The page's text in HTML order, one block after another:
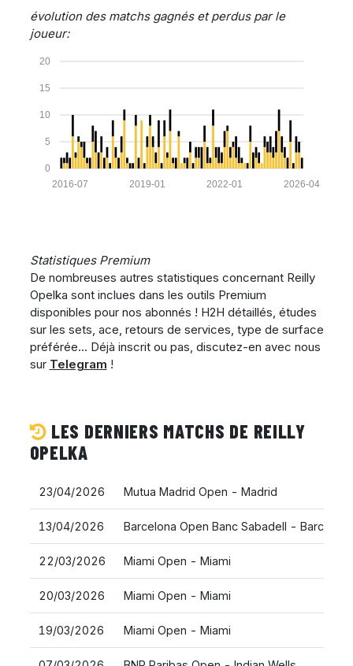
évolution des matchs gagnés et perdus par le
joueur:
0
5
10
15
20
2026-04
2022-01
2019-01
2016-07
Statistiques Premium
De nombreuses autres statistiques concernant Reilly
Opelka sont inclues dans les outils Premium
disponibles pour nos abonnés ! H2H détaillés, études
sur les sets, ace, retours de services, type de surface
préférée... Déjà inscrit ou pas, discutez-en avec nous
sur Telegram !
LES DERNIERS MATCHS DE REILLY
OPELKA
23/04/2026 Mutua Madrid Open - Madrid
13/04/2026 Barcelona Open Banc Sabadell - Barcelona
22/03/2026 Miami Open - Miami
20/03/2026 Miami Open - Miami
19/03/2026 Miami Open - Miami